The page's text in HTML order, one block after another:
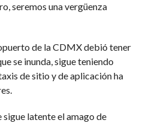
seremos una vergüenza
de la CDMX debió tener
se inunda, sigue teniendo
de sitio y de aplicación ha
latente el amago de